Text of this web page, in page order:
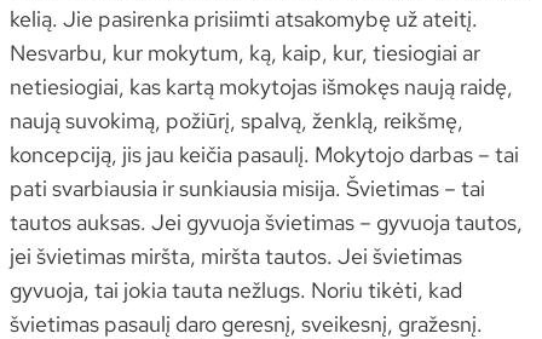
kelią. Jie pasirenka prisiimti atsakomybę už ateitį.
Nesvarbu, kur mokytum, ką, kaip, kur, tiesiogiai ar
netiesiogiai, kas kartą mokytojas išmokęs naują raidę,
naują suvokimą, požiūrį, spalvą, ženklą, reikšmę,
koncepciją, jis jau keičia pasaulį. Mokytojo darbas – tai
pati svarbiausia ir sunkiausia misija. Švietimas – tai
tautos auksas. Jei gyvuoja švietimas – gyvuoja tautos,
jei švietimas miršta, miršta tautos. Jei švietimas
gyvuoja, tai jokia tauta nežlugs. Noriu tikėti, kad
švietimas pasaulį daro geresnį, sveikesnį, gražesnį.